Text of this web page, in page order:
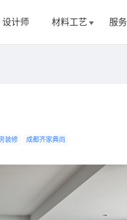
设计师 材料工艺 服
装修 成都齐家典尚